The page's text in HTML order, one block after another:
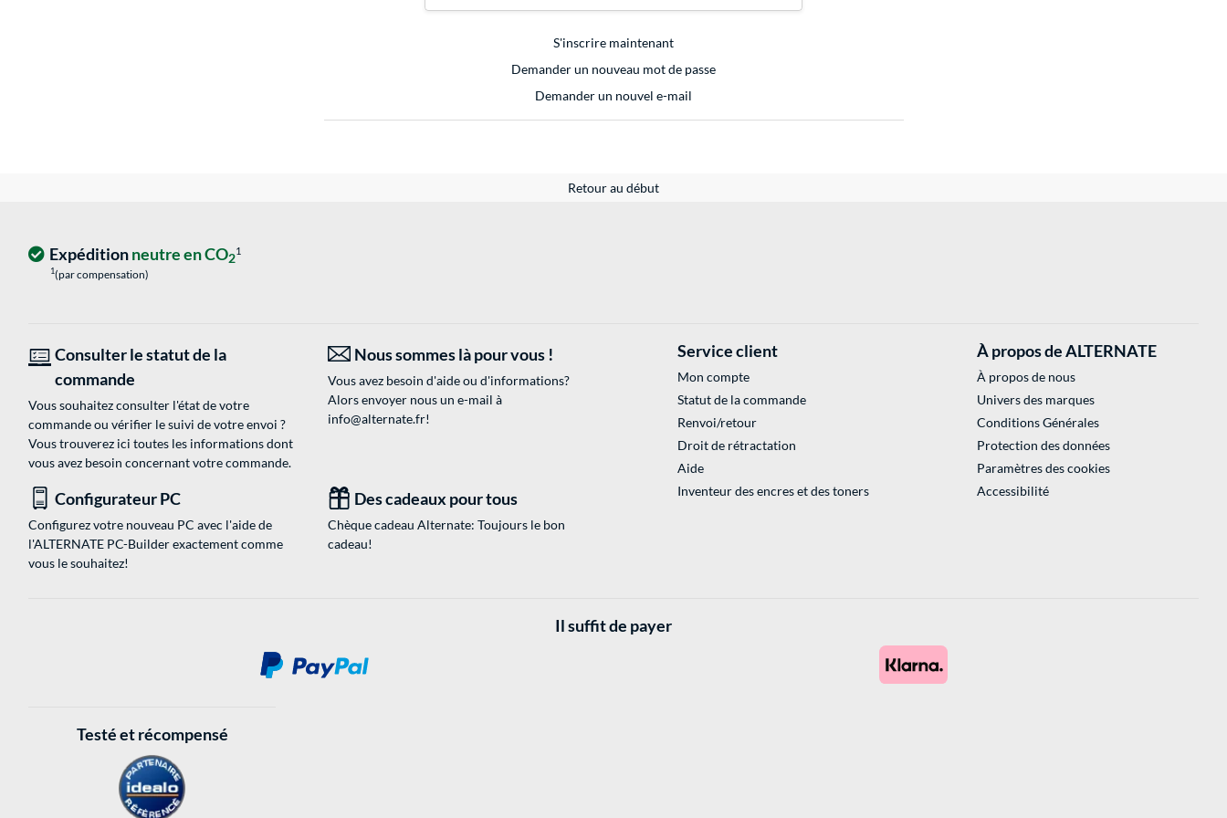
S'inscrire maintenant
Demander un nouveau mot de passe
Demander un nouvel e-mail
Retour au début
Expéditionneutre en CO21
1(par compensation)
Consulter le statut de la
commande
Vous souhaitez consulter l'état de votre
commande ou vérifier le suivi de votre envoi ?
Vous trouverez ici toutes les informations dont
vous avez besoin concernant votre commande.
Nous sommes là pour vous !
Vous avez besoin d'aide ou d'informations?
Alors envoyer nous un e-mail à
info@alternate.fr!
Configurateur PC
Configurez votre nouveau PC avec l'aide de
l'ALTERNATE PC-Builder exactement comme
vous le souhaitez!
Des cadeaux pour tous
Chèque cadeau Alternate: Toujours le bon
cadeau!
Service client
Mon compte
Statut de la commande
Renvoi/retour
Droit de rétractation
Aide
Inventeur des encres et des toners
À propos de ALTERNATE
À propos de nous
Univers des marques
Conditions Générales
Protection des données
Paramètres des cookies
Accessibilité
Il suffit de payer
Testé et récompensé